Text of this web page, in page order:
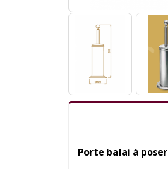
Porte balai à poser